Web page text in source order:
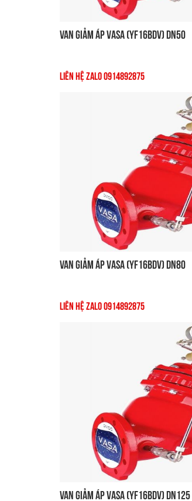
Van Giảm Áp VASA (YF16BDV) DN50
Liên Hệ Zalo 0914892875
Van Giảm Áp VASA (YF16BDV) DN80
Liên Hệ Zalo 0914892875
Van Giảm Áp VASA (YF16BDV) DN125